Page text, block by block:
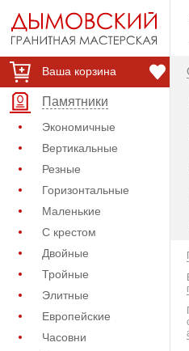
Ваша корзина
Памятники
Экономичные
Вертикальные
Резные
Горизонтальные
Маленькие
С крестом
Двойные
Тройные
Элитные
Европейские
Часовни